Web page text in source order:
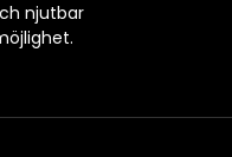
njutbar